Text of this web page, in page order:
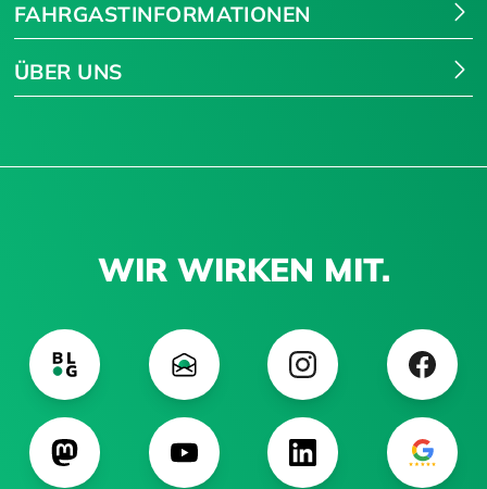
FAHRGASTINFORMATIONEN
ÜBER UNS
WIR WIRKEN MIT.